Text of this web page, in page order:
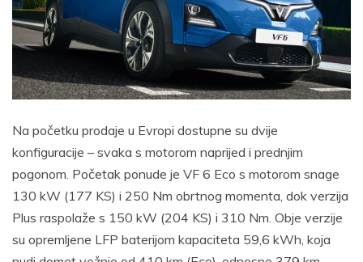
Na početku prodaje u Evropi dostupne su dvije
konfiguracije – svaka s motorom naprijed i prednjim
pogonom. Početak ponude je VF 6 Eco s motorom snage
130 kW (177 KS) i 250 Nm obrtnog momenta, dok verzija
Plus raspolaže s 150 kW (204 KS) i 310 Nm. Obje verzije
su opremljene LFP baterijom kapaciteta 59,6 kWh, koja